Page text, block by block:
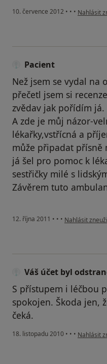
10. července 2012 • • • podle
Nahlásit
Pacient
Než jsem se vydal na
přečetl jsem si
zvědav jak pořídím já.
A zde je můj názor-
lékařky,vstřícná a
může připadat přísně
já šel pro pomoc k
sestřičky milé s
Závěrem tuto
12. října 2011 • • • podle názoru
Nahlásit
Váš účet byl
S přístupem i léčbou
spokojen. Škoda jen,
čeká.
18. listopadu 2010 • • • podle
Nahlásit